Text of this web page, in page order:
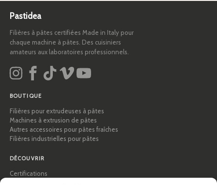
Pastidea
Filières à pâtes certifiées Made in Italy pour
chaque machine à pâtes. Des cuisiniers
amateurs aux laboratoires professionnels.
BOUTIQUE
Filières pour extrudeuses à pâtes
Machines à extrusion de pâtes
Autres accessoires pour pâtes fraîches
Filières industrielles pour pâtes
DÉCOUVRIR
Certifications